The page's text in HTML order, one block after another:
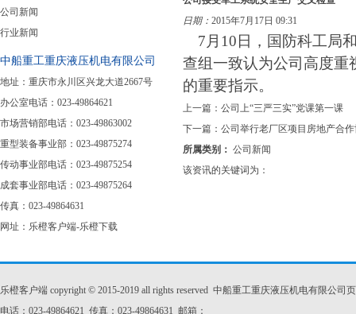
公司新闻
行业新闻
中船重工重庆液压机电有限公司
地址：重庆市永川区兴龙大道2667号
办公室电话：023-49864621
市场营销部电话：023-49863002
重型装备事业部：023-49875274
传动事业部电话：023-49875254
成套事业部电话：023-49875264
传真：023-49864631
网址： 乐橙客户端-乐橙下载
日期： 2015年7月17日 09:31
7 月 10 日 ，国防科工局
查组一致认为公司高度重
的重要指示。
上一篇： 公司上“三严三实”党课第一课
下一篇： 公司举行老厂区项目房地产合
所属类别： 公司新闻
该资讯的关键词为：
乐橙客户端 copyright © 2015-2019 all rights reserved 中船重工重庆液压机电有限公司
电话：023-49864621 传真：023-49864631 邮箱：